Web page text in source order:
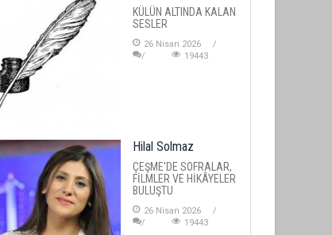
KÜLÜN ALTINDA KALAN
SESLER
26 Nisan 2026
19443
Hilal Solmaz
ÇEŞME'DE SOFRALAR,
FİLMLER VE HİKÂYELER
BULUŞTU
26 Nisan 2026
19443